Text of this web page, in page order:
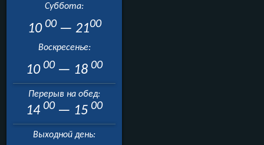
Суббота:
10 00 — 2100
Воскресенье:
10 00 — 18 00
Перерыв на обед:
14 00 — 15 00
Выходной день: